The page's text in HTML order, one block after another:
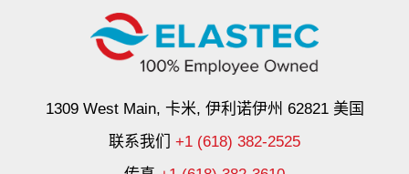
1309 West Main, 卡米, 伊利诺伊州 62821 美国
联系我们 +1 (618) 382-2525